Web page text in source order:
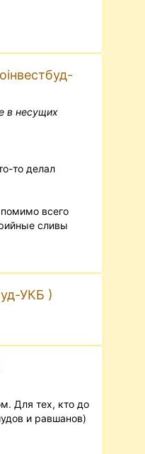
в несущих
то делал
всего
сливы
УКБ )
Для тех, кто до
и равшанов)